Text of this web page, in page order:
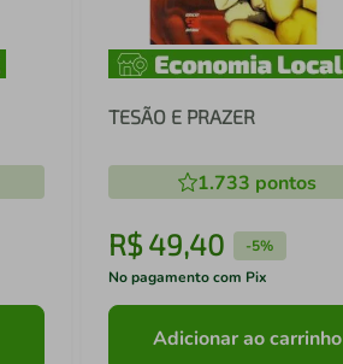
TESÃO E PRAZER
1.733 pontos
R$ 49,40 -5%
No pagamento com Pix
Adicionar ao carrinho